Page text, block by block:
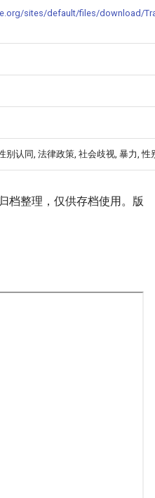
sites/default/files/download/
别认同, 法律政策, 社会歧视, 暴力,
档整理，仅供存档使用。版